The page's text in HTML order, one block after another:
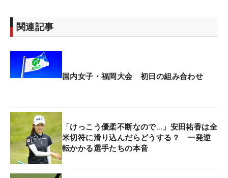
かったことを悔しがるが、笑顔が絶えない一日を過
ごした。
前日の夜には、博多で行われた前夜祭にも出席。サ
テンのような、艶やかなドレスに身を包んだ。「な
もプロとしてのお仕事もしっかりとこなし、今週も
上位争いを目指していく。
QT74位で迎えたルーキーイヤー。主催者推薦で出
場した4月の「富士フイルム・スタジオアリス女子
関連記事
国内女子・福岡大会 初日の組み合わせ
「けっこう優柔不断なので…」安田祐香は全
米切符に滑り込んだらどうする？ 一発逆
転かかる選手たちの本音